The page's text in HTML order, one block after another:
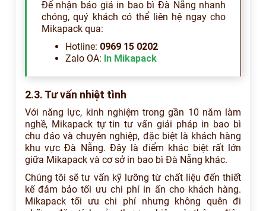
Để nhận báo giá in bao bì Đà Nẵng nhanh
chóng, quý khách có thể liên hệ ngay cho
Mikapack qua:
Hotline: 0969 15 0202
Zalo OA: In Mikapack
2.3. Tư vấn nhiệt tình
Với năng lực, kinh nghiệm trong gần 10 năm làm
nghề, Mikapack tự tin tư vấn giải pháp in bao bì
chu đáo và chuyên nghiệp, đặc biệt là khách hàng
khu vực Đà Nẵng. Đây là điểm khác biệt rất lớn
giữa Mikapack và cơ sở in bao bì Đà Nẵng khác.
Chúng tôi sẽ tư vấn kỹ lưỡng từ chất liệu đến thiết
kế đảm bảo tối ưu chi phí in ấn cho khách hàng.
Mikapack tối ưu chi phí nhưng không quên đi